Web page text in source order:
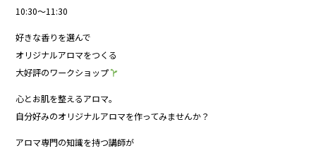
10:30〜11:30
好きな香りを選んで
オリジナルアロマをつくる
大好評のワークショップ
心とお肌を整えるアロマ。
自分好みのオリジナルアロマを作ってみませんか？
アロマ専門の知識を持つ講師が